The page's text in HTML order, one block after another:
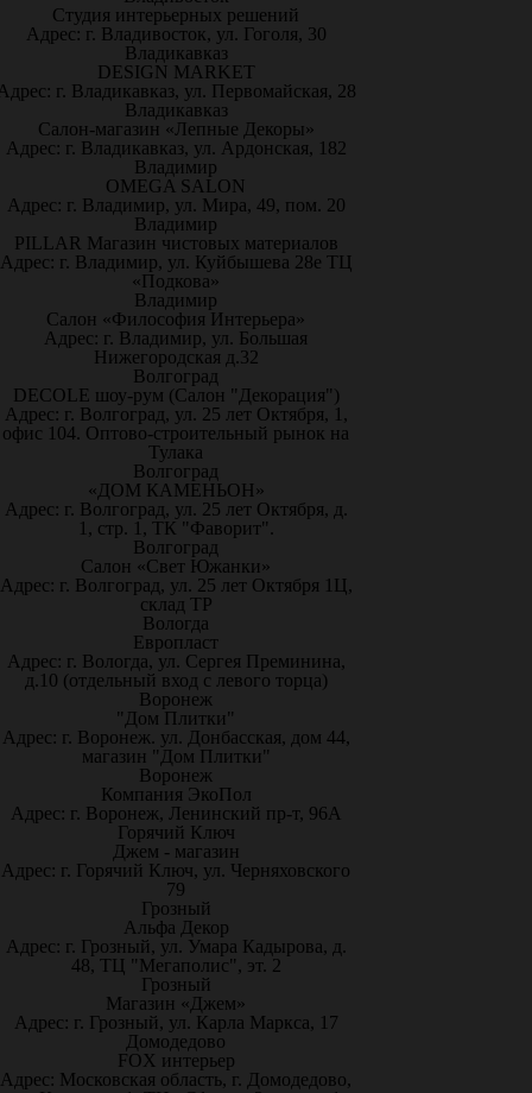
Студия интерьерных решений
Адрес: г. Владивосток, ул. Гоголя, 30
Владикавказ
DESIGN MARKET
г. Владикавказ, ул. Первомайская, 28
Владикавказ
Салон-магазин «Лепные Декоры»
Адрес: г. Владикавказ, ул. Ардонская, 182
Владимир
OMEGA SALON
Адрес: г. Владимир, ул. Мира, 49, пом. 20
Владимир
PILLAR Магазин чистовых материалов
Адрес: г. Владимир, ул. Куйбышева 28е ТЦ
«Подкова»
Владимир
Салон «Философия Интерьера»
Адрес: г. Владимир, ул. Большая
Нижегородская д.32
Волгоград
DECOLE шоу-рум (Салон "Декорация")
Адрес: г. Волгоград, ул. 25 лет Октября, 1,
офис 104. Оптово-строительный рынок на
Тулака
Волгоград
«ДОМ КАМЕНЬОН»
Адрес: г. Волгоград, ул. 25 лет Октября, д.
1, стр. 1, ТК "Фаворит".
Волгоград
Салон «Свет Южанки»
Адрес: г. Волгоград, ул. 25 лет Октября 1Ц,
склад ТР
Вологда
Европласт
Адрес: г. Вологда, ул. Сергея Преминина,
д.10 (отдельный вход с левого торца)
Воронеж
"Дом Плитки"
Адрес: г. Воронеж. ул. Донбасская, дом 44,
магазин "Дом Плитки"
Воронеж
Компания ЭкоПол
Адрес: г. Воронеж, Ленинский пр-т, 96А
Горячий Ключ
Джем - магазин
Адрес: г. Горячий Ключ, ул. Черняховского
79
Грозный
Альфа Декор
Адрес: г. Грозный, ул. Умара Кадырова, д.
48, ТЦ "Мегаполис", эт. 2
Грозный
Магазин «Джем»
Адрес: г. Грозный, ул. Карла Маркса, 17
Домодедово
FOX интерьер
Адрес: Московская область, г. Домодедово,